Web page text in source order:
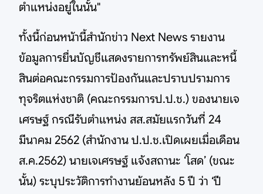
ตำแหน่งอยู่ในนั้น"
ทั้งนี้ก่อนหน้านี้สำนักข่าว Next News รายงาน
ข้อมูลการยื่นบัญชีแสดงรายการทรัพย์สินและหนี้
สินต่อคณะกรรมการป้องกันและปราบปรามการ
ทุจริตแห่งชาติ (คณะกรรมการป.ป.ช.) ของนายเจ
เศรษฐ์ กรณีรับตำแหน่ง สส.สมัยแรกวันที่ 24
มีนาคม 2562 (สำนักงาน ป.ป.ช.เปิดเผยเมื่อเดือน
ส.ค.2562) นายเจเศรษฐ์ แจ้งสถานะ ‘โสด’ (ขณะ
นั้น) ระบุประวัติการทำงานย้อนหลัง 5 ปี ว่า ‘ปี